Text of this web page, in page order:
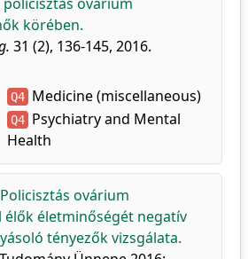
körében.
31 (2), 136-145, 2016.
Q4 Medicine (miscellaneous)
Q4 Psychiatry and Mental
Health
Policisztás ovárium
élők életminőségét negatív
tényezők vizsgálata.